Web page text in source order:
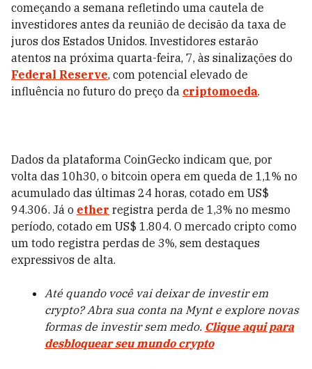
começando a semana refletindo uma cautela de
investidores antes da reunião de decisão da taxa de
juros dos Estados Unidos. Investidores estarão
atentos na próxima quarta-feira, 7, às sinalizações do
Federal Reserve, com potencial elevado de
influência no futuro do preço da criptomoeda.
Dados da plataforma CoinGecko indicam que, por
volta das 10h30, o bitcoin opera em queda de 1,1% no
acumulado das últimas 24 horas, cotado em US$
94.306. Já o ether registra perda de 1,3% no mesmo
período, cotado em US$ 1.804. O mercado cripto como
um todo registra perdas de 3%, sem destaques
expressivos de alta.
Até quando você vai deixar de investir em
crypto? Abra sua conta na Mynt e explore novas
formas de investir sem medo. Clique aqui para
desbloquear seu mundo crypto